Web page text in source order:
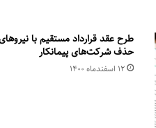
طرح عقد قرارداد مستقیم با
حذف شرکت‌های پیمانکار
۱۲ اسفند‌ماه ۱۴۰۰